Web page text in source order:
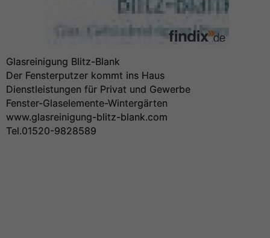
Glasreinigung Blitz-Blank
Der Fensterputzer kommt ins Haus
Dienstleistungen für Privat und Gewerbe
Fenster-Glaselemente-Wintergärten
www.glasreinigung-blitz-blank.com
Tel.01520-9828589